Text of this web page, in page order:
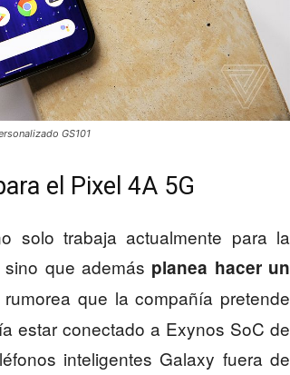
GS101
el Pixel 4A 5G
solo trabaja actualmente para la
que además planea hacer un
que la compañía pretende
estar conectado a Exynos SoC de
inteligentes Galaxy fuera de